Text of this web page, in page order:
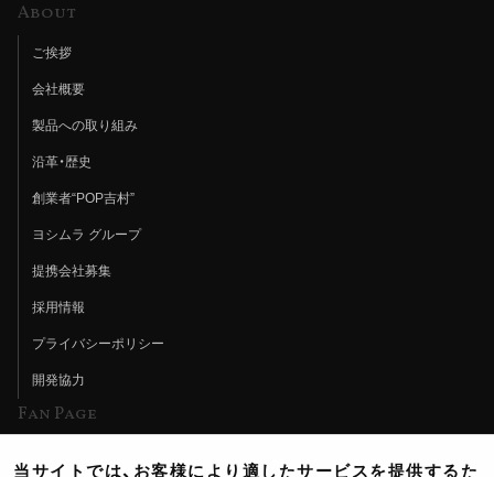
About
ご挨拶
会社概要
製品への取り組み
沿革・歴史
創業者“POP吉村”
ヨシムラ グループ
提携会社募集
採用情報
プライバシーポリシー
開発協力
Fan Page
当サイトでは、お客様により適したサービスを提供するた